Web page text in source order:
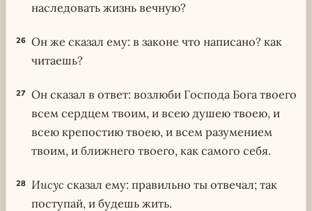
наследовать жизнь вечную?
26 Он же сказал ему: в законе что написано? как
читаешь?
27 Он сказал в ответ: возлюби Господа Бога твоего
всем сердцем твоим, и всею душею твоею, и
всею крепостию твоею, и всем разумением
твоим, и ближнего твоего, как самого себя.
28 Иисус сказал ему: правильно ты отвечал; так
поступай, и будешь жить.